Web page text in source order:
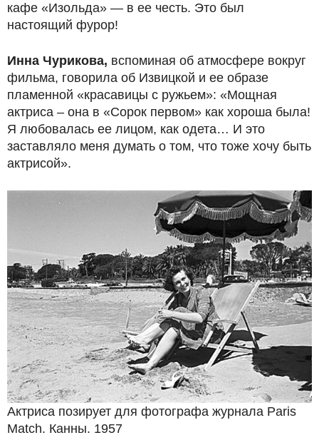
кафе «Изольда» — в ее честь. Это был
настоящий фурор!
Инна Чурикова, вспоминая об атмосфере вокруг
фильма, говорила об Извицкой и ее образе
пламенной «красавицы с ружьем»: «Мощная
актриса – она в «Сорок первом» как хороша была!
Я любовалась ее лицом, как одета… И это
заставляло меня думать о том, что тоже хочу быть
актрисой».
Актриса позирует для фотографа журнала Paris
Match. Канны. 1957